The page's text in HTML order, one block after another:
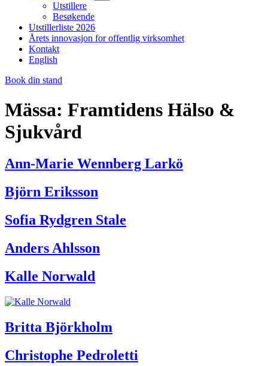
Utstillere
Besøkende
Utstillerliste 2026
Årets innovasjon for offentlig virksomhet
Kontakt
English
Book din stand
Mässa: Framtidens Hälso &
Sjukvård
Ann-Marie Wennberg Larkö
Björn Eriksson
Sofia Rydgren Stale
Anders Ahlsson
Kalle Norwald
Britta Björkholm
Christophe Pedroletti